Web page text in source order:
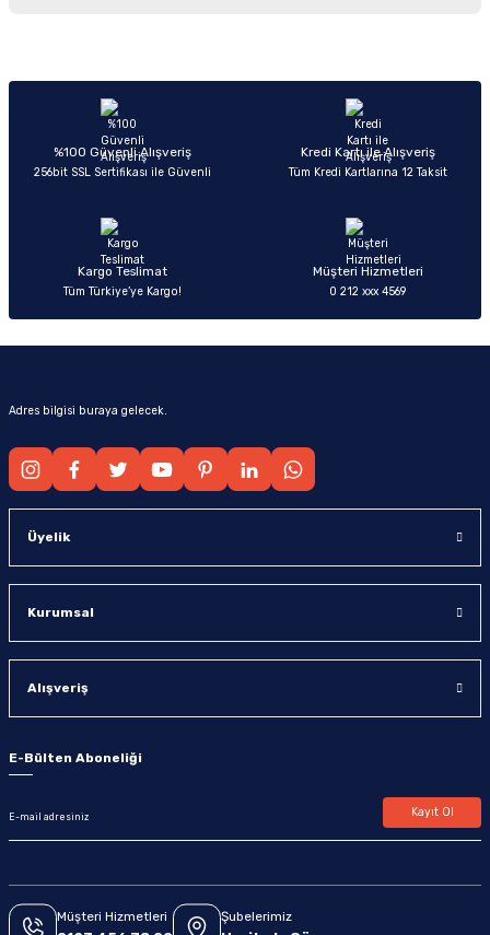
Ürün açıklamasında eksik bilgiler bulunuyor.
Ürün bilgilerinde hatalar bulunuyor.
Ürün fiyatı diğer sitelerden daha pahalı.
Sitemize ilk yorumu siz yapın!
%100 Güvenli Alışveriş
256bit SSL Sertifikası ile Güvenli
Kredi Kartı ile Alışveriş
Tüm Kredi Kartlarına 12 Taksit
Kargo Teslimat
Tüm Türkiye’ye Kargo!
Müşteri Hizmetleri
0 212 xxx 4569
Adres bilgisi buraya gelecek.
Üyelik
Kurumsal
Alışveriş
E-Bülten Aboneliği
Kayıt Ol
Müşteri Hizmetleri Şubelerimiz